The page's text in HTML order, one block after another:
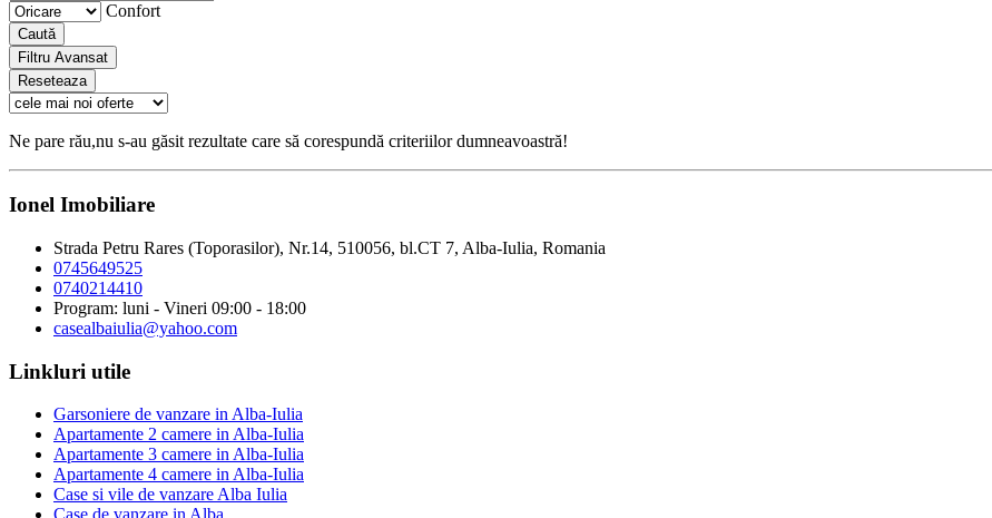
Confort
Caută
Filtru Avansat
Reseteaza
Ne pare rău,nu s-au găsit rezultate care să corespundă criteriilor dumneavoastră!
Ionel Imobiliare
Strada Petru Rares (Toporasilor), Nr.14, 510056, bl.CT 7, Alba-Iulia, Romania
0745649525
0740214410
Program: luni - Vineri 09:00 - 18:00
casealbaiulia@yahoo.com
Linkluri utile
Garsoniere de vanzare in Alba-Iulia
Apartamente 2 camere in Alba-Iulia
Apartamente 3 camere in Alba-Iulia
Apartamente 4 camere in Alba-Iulia
Case si vile de vanzare Alba Iulia